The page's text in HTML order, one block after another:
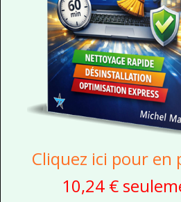
Cliquez ici pour
10,24 €